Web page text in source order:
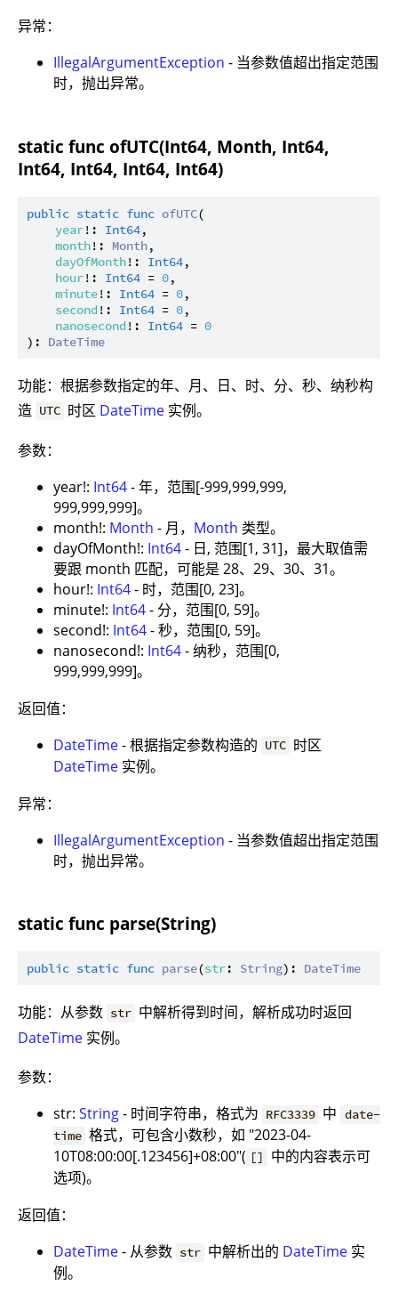
异常：
IllegalArgumentException - 当参数值超出指定范围
时，抛出异常。
static func ofUTC(Int64, Month, Int64,
Int64, Int64, Int64, Int64)
public static func ofUTC(
year!: Int64,
month!: Month,
dayOfMonth!: Int64,
hour!: Int64 = 0,
minute!: Int64 = 0,
second!: Int64 = 0,
nanosecond!: Int64 = 0
): DateTime
功能：根据参数指定的年、月、日、时、分、秒、纳秒构
造 UTC 时区 DateTime 实例。
参数：
year!: Int64- 年，范围[-999,999,999,
999,999,999]。
month!: Month - 月， Month 类型。
dayOfMonth!: Int64- 日, 范围[1, 31]，最大取值需
要跟 month 匹配，可能是 28、29、30、31。
hour!: Int64- 时，范围[0, 23]。
minute!: Int64- 分，范围[0, 59]。
second!: Int64- 秒，范围[0, 59]。
nanosecond!: Int64- 纳秒，范围[0,
999,999,999]。
返回值：
DateTime- 根据指定参数构造的 UTC 时区
DateTime 实例。
异常：
IllegalArgumentException - 当参数值超出指定范围
时，抛出异常。
static func parse(String)
public static func parse(str: String): DateTime
功能：从参数 str 中解析得到时间，解析成功时返回
DateTime 实例。
参数：
str: String- 时间字符串，格式为 RFC3339 中 date-
time 格式，可包含小数秒，如 "2023-04-
10T08:00:00[.123456]+08:00"( []
中的内容表示可
选项)。
返回值：
DateTime- 从参数 str 中解析出的 DateTime 实
例。